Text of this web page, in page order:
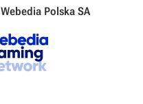
Webedia Polska SA